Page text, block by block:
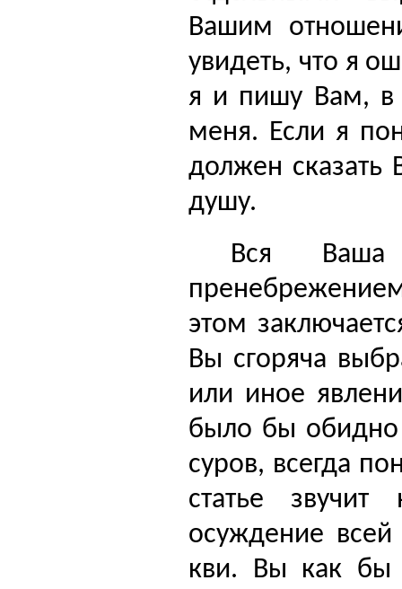
Вашим
увидеть, что я
я и пишу Вам, в
меня. Если я
должен сказать
душу.
Вся Ваша
этом
Вы сгоряча
или иное
было бы
суров, всегда
статье
осуждение всей
кви. Вы как бы